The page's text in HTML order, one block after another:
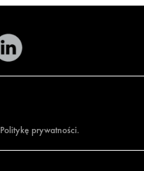
Politykę prywatności.